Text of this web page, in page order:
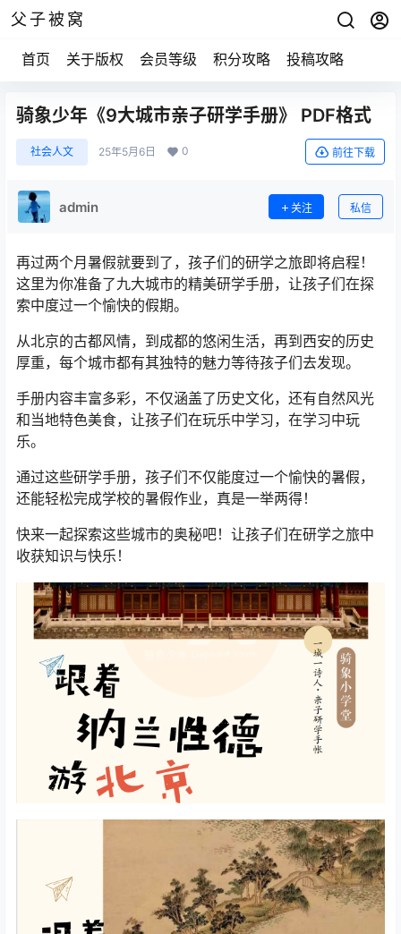
父子被窝
首页 关于版权 会员等级 积分攻略 投稿攻略
骑象少年《9大城市亲子研学手册》 PDF格式
社会人文 25年5月6日 0 前往下载
admin 关注 私信
再过两个月暑假就要到了，孩子们的研学之旅即将启程！
这里为你准备了九大城市的精美研学手册，让孩子们在探
索中度过一个愉快的假期。
从北京的古都风情，到成都的悠闲生活，再到西安的历史
厚重，每个城市都有其独特的魅力等待孩子们去发现。
手册内容丰富多彩，不仅涵盖了历史文化，还有自然风光
和当地特色美食，让孩子们在玩乐中学习，在学习中玩
乐。
通过这些研学手册，孩子们不仅能度过一个愉快的暑假，
还能轻松完成学校的暑假作业，真是一举两得！
快来一起探索这些城市的奥秘吧！让孩子们在研学之旅中
收获知识与快乐！